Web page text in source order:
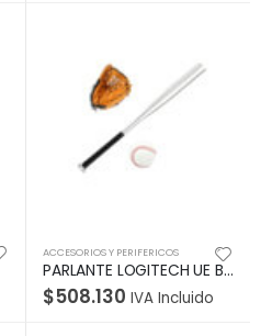
ACCESORIOS Y PERIFERICOS
PARLANTE LOGITECH UE BOOM 3 MORADO
$508.130 IVA Incluido